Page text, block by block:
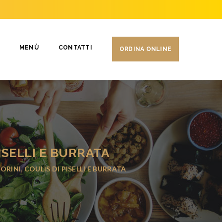
MENÙ CONTATTI ORDINA ONLINE
E BURRATA
COULIS DI PISELLI E BURRATA